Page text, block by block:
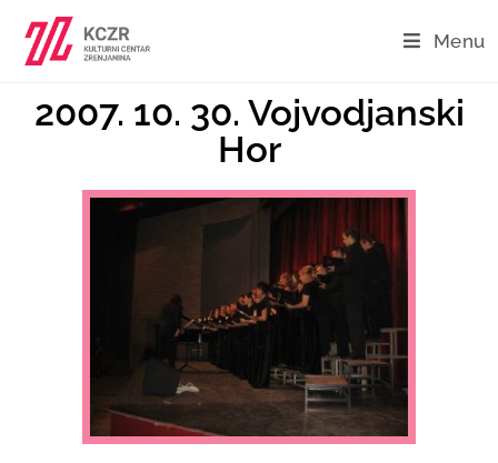
Menu
2007. 10. 30. Vojvodjanski
Hor